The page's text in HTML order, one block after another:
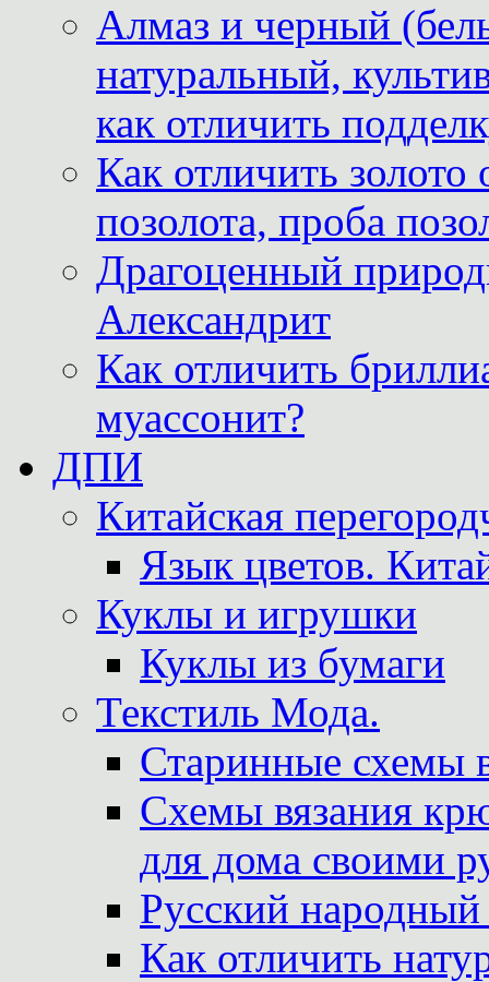
Алмаз и черный
натуральный,
как отличить
Как отличить
позолота, проба
Драгоценный
Александрит
Как отличить
муассонит?
ДПИ
Китайская
Язык цветов.
Куклы и игрушки
Куклы из бумаги
Текстиль Мода.
Старинные схемы
Схемы вязания
для дома своими
Русский
Как отличить